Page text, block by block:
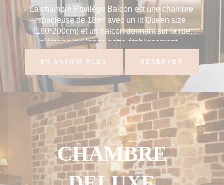
La chambre Privilège Balcon est une chambre
spacieuse de 18m² avec un lit Queen size
(160*200cm) et un balcon donnant sur la rue
piétonne qui longe notre établissement...
EN SAVOIR PLUS RÉSERVER
CHAMBRE